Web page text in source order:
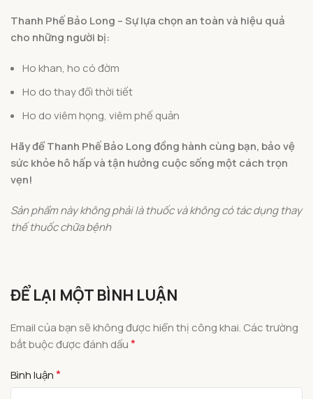
Thanh Phế Bảo Long – Sự lựa chọn an toàn và hiệu quả
cho những người bị:
Ho khan, ho có đờm
Ho do thay đổi thời tiết
Ho do viêm họng, viêm phế quản
Hãy để Thanh Phế Bảo Long đồng hành cùng bạn, bảo vệ
sức khỏe hô hấp và tận hưởng cuộc sống một cách trọn
vẹn!
Sản phẩm này không phải là thuốc và không có tác dụng thay
thế thuốc chữa bệnh
ĐỂ LẠI MỘT BÌNH LUẬN
Email của bạn sẽ không được hiển thị công khai. Các trường
bắt buộc được đánh dấu*
Bình luận*